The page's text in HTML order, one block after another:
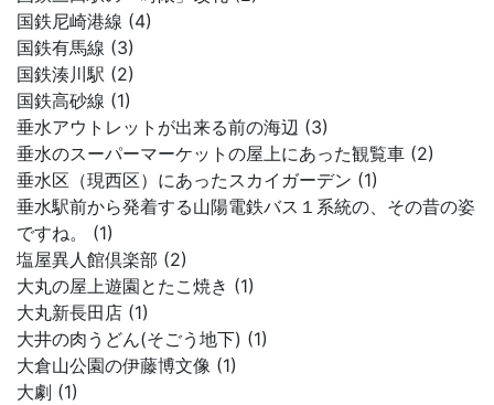
国鉄尼崎港線 (4)
国鉄有馬線 (3)
国鉄湊川駅 (2)
国鉄高砂線 (1)
垂水アウトレットが出来る前の海辺 (3)
垂水のスーパーマーケットの屋上にあった観覧車 (2)
垂水区（現西区）にあったスカイガーデン (1)
垂水駅前から発着する山陽電鉄バス１系統の、その昔の姿
ですね。 (1)
塩屋異人館倶楽部 (2)
大丸の屋上遊園とたこ焼き (1)
大丸新長田店 (1)
大井の肉うどん(そごう地下) (1)
大倉山公園の伊藤博文像 (1)
大劇 (1)